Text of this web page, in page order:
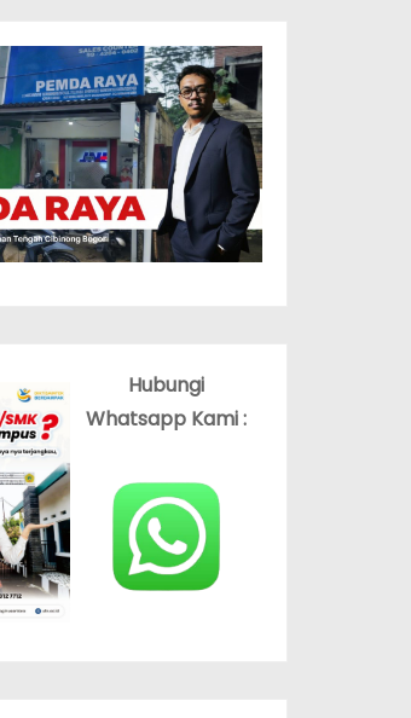
Hubungi
Whatsapp Kami :